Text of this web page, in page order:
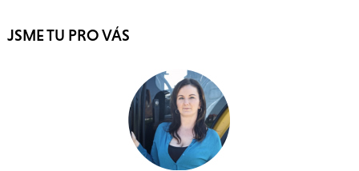
JSME TU PRO VÁS